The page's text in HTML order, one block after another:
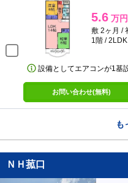
5.6 万円
敷 2ヶ月 /
1階 /
設備としてエアコンが1基
お問い合わせ(無料)
も
ＮＨ菰口